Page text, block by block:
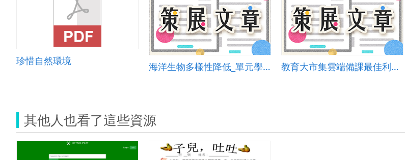
珍惜自然環境
海洋生物多樣性降低_單元學習單 教育大市集雲端備課最佳利器~奇妙種子為例
其他人也看了這些資源